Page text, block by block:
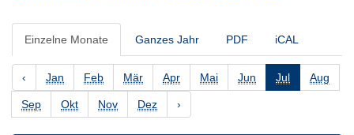
Einzelne Monate Ganzes Jahr PDF iCAL
‹ Jan Feb Mär Apr Mai Jun Jul Aug
Sep Okt Nov Dez ›